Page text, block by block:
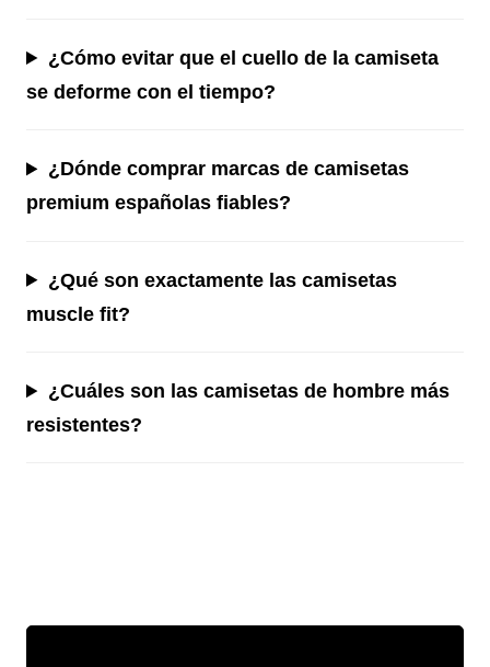
¿Cómo evitar que el cuello de la camiseta
se deforme con el tiempo?
¿Dónde comprar marcas de camisetas
premium españolas fiables?
¿Qué son exactamente las camisetas
muscle fit?
¿Cuáles son las camisetas de hombre más
resistentes?